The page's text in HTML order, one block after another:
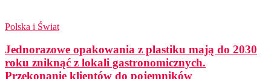
Polska i Świat
Jednorazowe opakowania z plastiku mają do 2030
roku zniknąć z lokali gastronomicznych.
Przekonanie klientów do pojemników